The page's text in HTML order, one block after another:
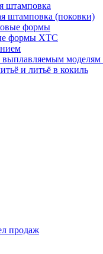
штамповка
штамповка (поковки)
формы
формы ХТС
выплавляемым
и литьё в кокиль
продаж